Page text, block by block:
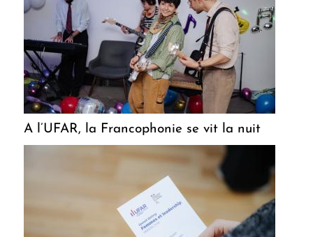
A l’UFAR, la Francophonie se vit la nuit